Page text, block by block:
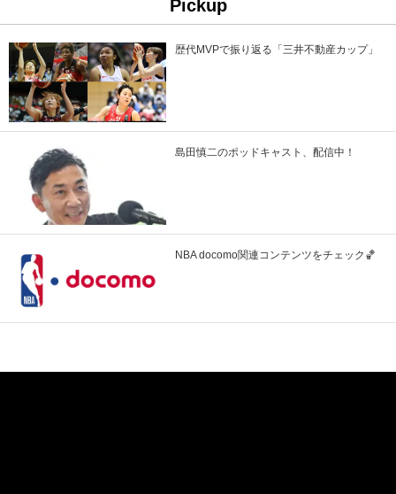
Pickup
歴代MVPで振り返る「三井不動産カップ」
島田慎二のポッドキャスト、配信中！
NBA docomo関連コンテンツをチェック🏀